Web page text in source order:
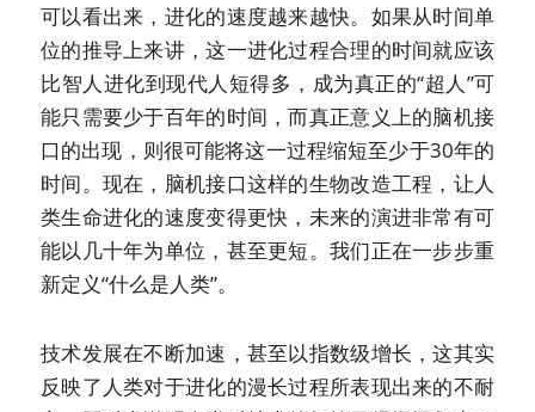
可以看出来，进化的速度越来越快。如果从时间单
位的推导上来讲，这一进化过程合理的时间就应该
比智人进化到现代人短得多，成为真正的“超人”可
能只需要少于百年的时间，而真正意义上的脑机接
口的出现，则很可能将这一过程缩短至少于30年的
时间。现在，脑机接口这样的生物改造工程，让人
类生命进化的速度变得更快，未来的演进非常有可
能以几十年为单位，甚至更短。我们正在一步步重
新定义“什么是人类”。
技术发展在不断加速，甚至以指数级增长，这其实
反映了人类对于进化的漫长过程所表现出来的不耐